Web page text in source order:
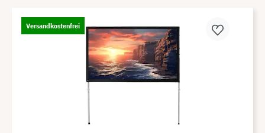
Versandkostenfrei